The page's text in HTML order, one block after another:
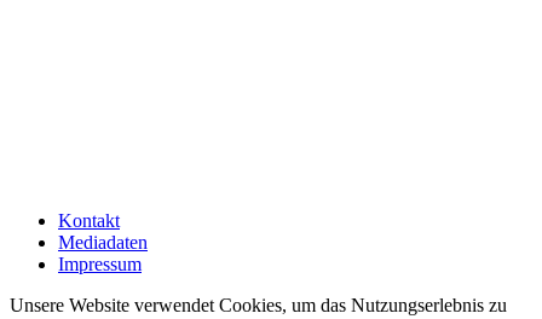
Kontakt
Mediadaten
Impressum
Unsere Website verwendet Cookies, um das Nutzungserlebnis zu